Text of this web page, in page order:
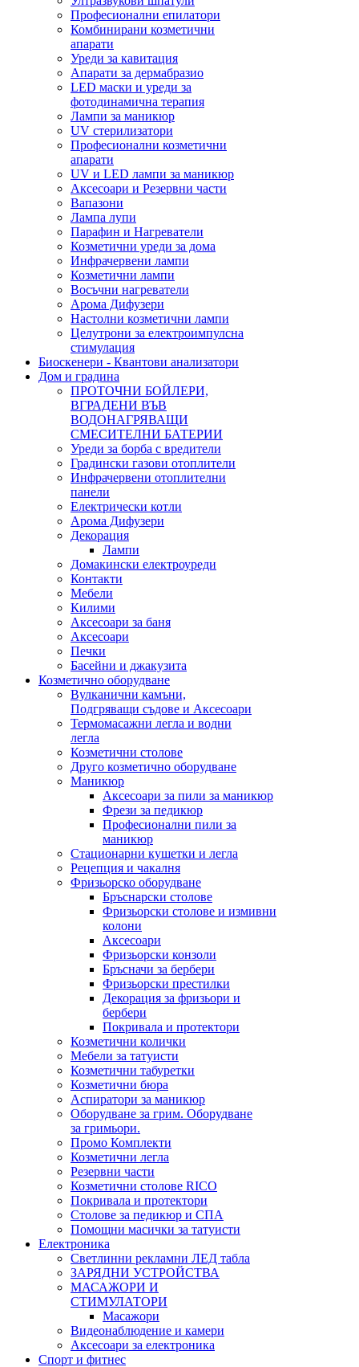
Професионални епилатори
Комбинирани козметични
апарати
Уреди за кавитация
Апарати за дермабразио
LED маски и уреди за
фотодинамична терапия
Лампи за маникюр
UV стерилизатори
Професионални козметични
апарати
UV и LED лампи за маникюр
Аксесоари и Резервни части
Вапазони
Лампа лупи
Парафин и Нагреватели
Козметични уреди за дома
Инфрачервени лампи
Козметични лампи
Восъчни нагреватели
Арома Дифузери
Настолни козметични лампи
Целутрони за електроимпулсна
стимулация
Биоскенери - Квантови анализатори
Дом и градина
ПРОТОЧНИ БОЙЛЕРИ,
ВГРАДЕНИ ВЪВ
ВОДОНАГРЯВАЩИ
СМЕСИТЕЛНИ БАТЕРИИ
Уреди за борба с вредители
Градински газови отоплители
Инфрачервени отоплителни
панели
Електрически котли
Арома Дифузери
Декорация
Лампи
Домакински електроуреди
Контакти
Мебели
Килими
Аксесоари за баня
Аксесоари
Печки
Басейни и джакузита
Козметично оборудване
Вулканични камъни,
Подгряващи съдове и Аксесоари
Термомасажни легла и водни
легла
Козметични столове
Друго козметично оборудване
Маникюр
Аксесоари за пили за маникюр
Фрези за педикюр
Професионални пили за
маникюр
Стационарни кушетки и легла
Рецепция и чакалня
Фризьорско оборудване
Бръснарски столове
Фризьорски столове и измивни
колони
Аксесоари
Фризьорски конзоли
Бръсначи за бербери
Фризьорски престилки
Декорация за фризьори и
бербери
Покривала и протектори
Козметични колички
Мебели за татуисти
Козметични табуретки
Козметични бюра
Аспиратори за маникюр
Оборудване за грим. Оборудване
за гримьори.
Промо Комплекти
Козметични легла
Резервни части
Козметични столове RICO
Покривала и протектори
Столове за педикюр и СПА
Помощни масички за татуисти
Електроника
Светлинни рекламни ЛЕД табла
ЗАРЯДНИ УСТРОЙСТВА
МАСАЖОРИ И
СТИМУЛАТОРИ
Масажори
Видеонаблюдение и камери
Аксесоари за електроника
Спорт и фитнес